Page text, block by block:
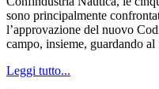
sono principalmente
l’approvazione del nuovo
campo, insieme, guardando
Leggi tutto...